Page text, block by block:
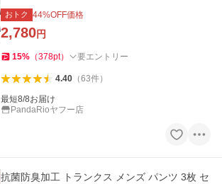
乾 春夏秋冬 LHT
おトク 44%OFF価格
2,780円
15% （378pt） 要エントリー
4.40（63件）
最短8/8お届け
PandaRioヤフー店
抗菌防臭加工 トランクス メンズ パンツ 3枚 セ